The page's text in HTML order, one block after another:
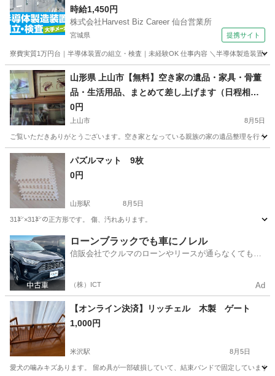
時給1,450円
株式会社Harvest Biz Career 仙台営業所
宮城県 提携サイト
寮費実質1万円台｜半導体装置の組立・検査｜未経験OK 仕事内容 ＼半導体製造装置
宮城 その他
山形県 上山市【無料】空き家の遺品・家具・骨董
品・生活用品、まとめて差し上げます（日程相
談）
0円
上山市 8月5日
ご覧いただきありがとうございます。 ​空き家となっている親族の家の遺品整理を行
山形 上山市 家具
パズルマット 9枚
0円
山形駅 8月5日
31㌢×31㌢の正方形です。 傷、汚れあります。
山形 山形市 山形駅 カーペット/マット/ラグ
ローンブラックでも車にノレル
信販会社でクルマのローンやリースが通らなくてもク
（株）ICT Ad
【オンライン決済】リッチェル 木製 ゲート
1,000円
米沢駅 8月5日
愛犬の噛みキズあります。 留め具が一部破損していて、結束バンドで固定しています